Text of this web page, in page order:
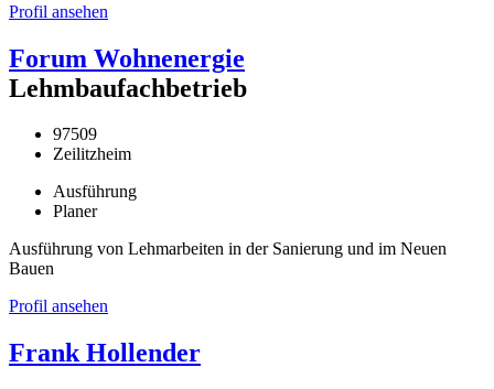
Profil ansehen
Forum Wohnenergie
Lehmbaufachbetrieb
97509
Zeilitzheim
Ausführung
Planer
Ausführung von Lehmarbeiten in der Sanierung und im Neuen
Bauen
Profil ansehen
Frank Hollender